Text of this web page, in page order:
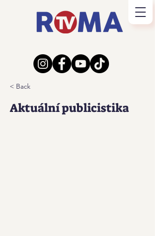
< Back
Aktuální publicistika